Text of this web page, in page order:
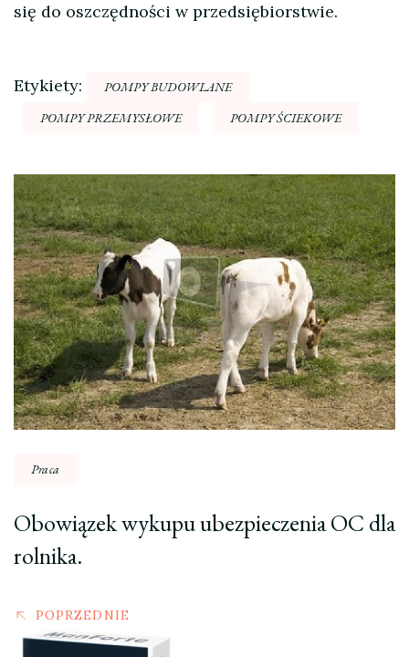
się do oszczędności w przedsiębiorstwie.
Etykiety:
POMPY BUDOWLANE
POMPY PRZEMYSŁOWE
POMPY ŚCIEKOWE
Nawigacja
wpisu
Praca
Obowiązek wykupu ubezpieczenia OC dla
rolnika.
POPRZEDNIE